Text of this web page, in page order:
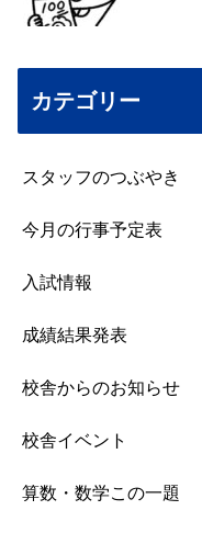
カテゴリー
スタッフのつぶやき
今月の行事予定表
入試情報
成績結果発表
校舎からのお知らせ
校舎イベント
算数・数学この一題